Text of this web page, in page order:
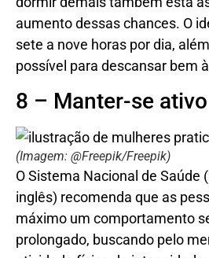
aumento dessas chances. O
sete a nove horas por dia,
possível para descansar bem
8 – Manter-se ativo
(Imagem: @Freepik/Freepik)
O Sistema Nacional de Saúde
inglês) recomenda que as
máximo um comportamento
prolongado, buscando pelo